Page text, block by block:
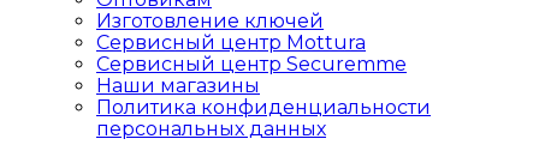
Изготовление ключей
Сервисный центр Mottura
Сервисный центр Securemme
Наши магазины
Политика конфиденциальности
персональных данных